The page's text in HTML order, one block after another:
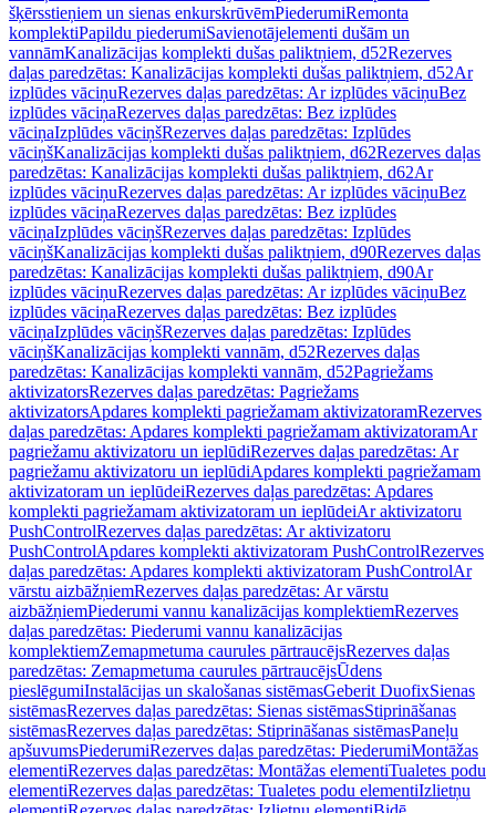
šķērsstieņiem un sienas enkurskrūvēmPiederumiRemonta
komplektiPapildu piederumiSavienotājelementi dušām un
vannāmKanalizācijas komplekti dušas paliktņiem, d52Rezerves
daļas paredzētas: Kanalizācijas komplekti dušas paliktņiem, d52Ar
izplūdes vāciņuRezerves daļas paredzētas: Ar izplūdes vāciņuBez
izplūdes vāciņaRezerves daļas paredzētas: Bez izplūdes
vāciņaIzplūdes vāciņšRezerves daļas paredzētas: Izplūdes
vāciņšKanalizācijas komplekti dušas paliktņiem, d62Rezerves daļas
paredzētas: Kanalizācijas komplekti dušas paliktņiem, d62Ar
izplūdes vāciņuRezerves daļas paredzētas: Ar izplūdes vāciņuBez
izplūdes vāciņaRezerves daļas paredzētas: Bez izplūdes
vāciņaIzplūdes vāciņšRezerves daļas paredzētas: Izplūdes
vāciņšKanalizācijas komplekti dušas paliktņiem, d90Rezerves daļas
paredzētas: Kanalizācijas komplekti dušas paliktņiem, d90Ar
izplūdes vāciņuRezerves daļas paredzētas: Ar izplūdes vāciņuBez
izplūdes vāciņaRezerves daļas paredzētas: Bez izplūdes
vāciņaIzplūdes vāciņšRezerves daļas paredzētas: Izplūdes
vāciņšKanalizācijas komplekti vannām, d52Rezerves daļas
paredzētas: Kanalizācijas komplekti vannām, d52Pagriežams
aktivizatorsRezerves daļas paredzētas: Pagriežams
aktivizatorsApdares komplekti pagriežamam aktivizatoramRezerves
daļas paredzētas: Apdares komplekti pagriežamam aktivizatoramAr
pagriežamu aktivizatoru un ieplūdiRezerves daļas paredzētas: Ar
pagriežamu aktivizatoru un ieplūdiApdares komplekti pagriežamam
aktivizatoram un ieplūdeiRezerves daļas paredzētas: Apdares
komplekti pagriežamam aktivizatoram un ieplūdeiAr aktivizatoru
PushControlRezerves daļas paredzētas: Ar aktivizatoru
PushControlApdares komplekti aktivizatoram PushControlRezerves
daļas paredzētas: Apdares komplekti aktivizatoram PushControlAr
vārstu aizbāžņiemRezerves daļas paredzētas: Ar vārstu
aizbāžņiemPiederumi vannu kanalizācijas komplektiemRezerves
daļas paredzētas: Piederumi vannu kanalizācijas
komplektiemZemapmetuma caurules pārtraucējsRezerves daļas
paredzētas: Zemapmetuma caurules pārtraucējsŪdens
pieslēgumiInstalācijas un skalošanas sistēmasGeberit DuofixSienas
sistēmasRezerves daļas paredzētas: Sienas sistēmasStiprināšanas
sistēmasRezerves daļas paredzētas: Stiprināšanas sistēmasPaneļu
apšuvumsPiederumiRezerves daļas paredzētas: PiederumiMontāžas
elementiRezerves daļas paredzētas: Montāžas elementiTualetes podu
elementiRezerves daļas paredzētas: Tualetes podu elementiIzlietņu